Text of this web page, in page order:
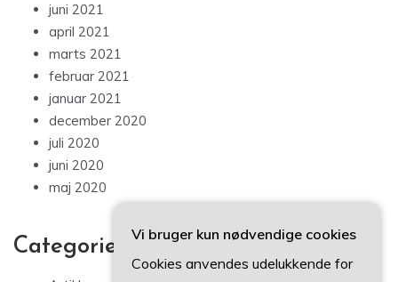
juni 2021
april 2021
marts 2021
februar 2021
januar 2021
december 2020
juli 2020
juni 2020
maj 2020
Categories
Vi bruger kun nødvendige cookies
Cookies anvendes udelukkende for